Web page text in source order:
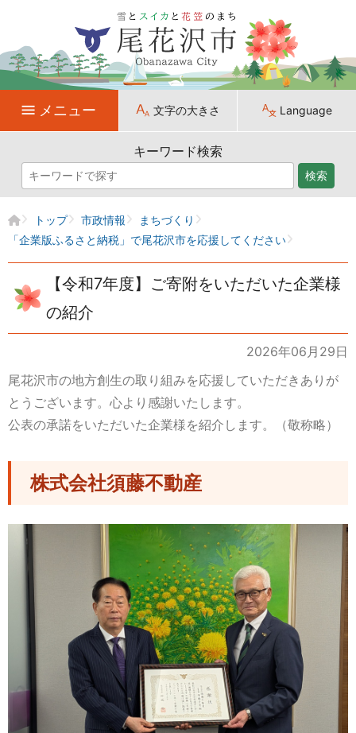
メニュー 文字の大きさ Language
キーワード検索
検索
トップ 市政情報
まちづくり
「企業版ふるさと納税」で尾花沢市を応援してください
【令和7年度】ご寄附をいただいた企業様
の紹介
2026年06月29日
尾花沢市の地方創生の取り組みを応援していただきありが
とうございます。心より感謝いたします。
公表の承諾をいただいた企業様を紹介します。（敬称略）
株式会社須藤不動産